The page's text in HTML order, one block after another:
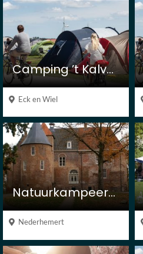
Camping ’t Kalverland
Eck en Wiel
Natuurkampeerterrein Kasteel Nederhemert
Nederhemert